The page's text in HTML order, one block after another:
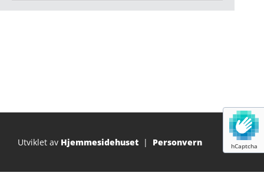
hCaptcha
Utviklet av Hjemmesidehuset | Personvern